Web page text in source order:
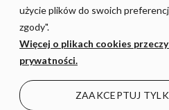
użycie plików do swoich
zgody".
Więcej o plikach cookies
prywatności.
ZAAKCEPTUJ